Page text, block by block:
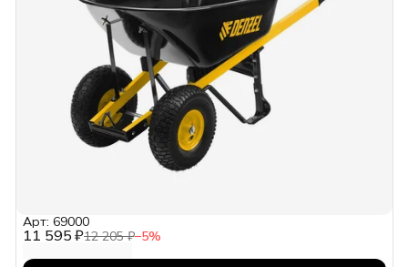
11 595 ₽12 205 ₽−5%
Арт: 69000